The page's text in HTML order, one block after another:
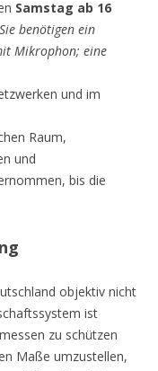
Samstag ab 16
Sie benötigen ein
Mikrophon; eine
und im
Raum,
und
bis die
objektiv nicht
ist
zu schützen
Maße umzustellen,